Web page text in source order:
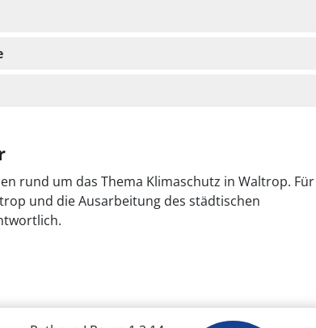
rund um das Thema Klimaschutz in Waltrop. Für
und die Ausarbeitung des städtischen